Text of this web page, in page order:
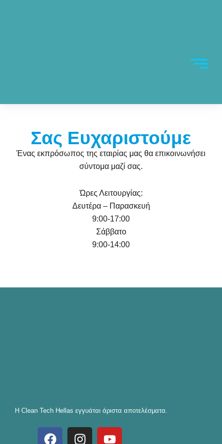
Σας Ευχαριστούμε
Ένας εκπρόσωπος της εταιρίας μας θα επικοινωνήσει
σύντομα μαζί σας.
Ώρες Λειτουργίας:
Δευτέρα – Παρασκευή
9:00-17:00
Σάββατο
9:00-14:00
Η Clean Tech Hellas εγγυάται άριστα αποτελέσματα.
F
I
Y